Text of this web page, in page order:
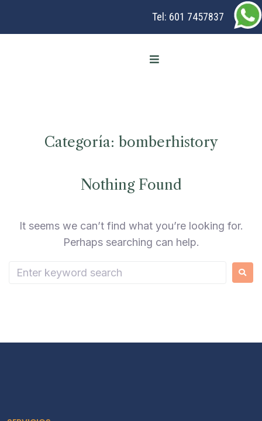
Tel: 601 7457837
Categoría: bomberhistory
Nothing Found
It seems we can’t find what you’re looking for.
Perhaps searching can help.